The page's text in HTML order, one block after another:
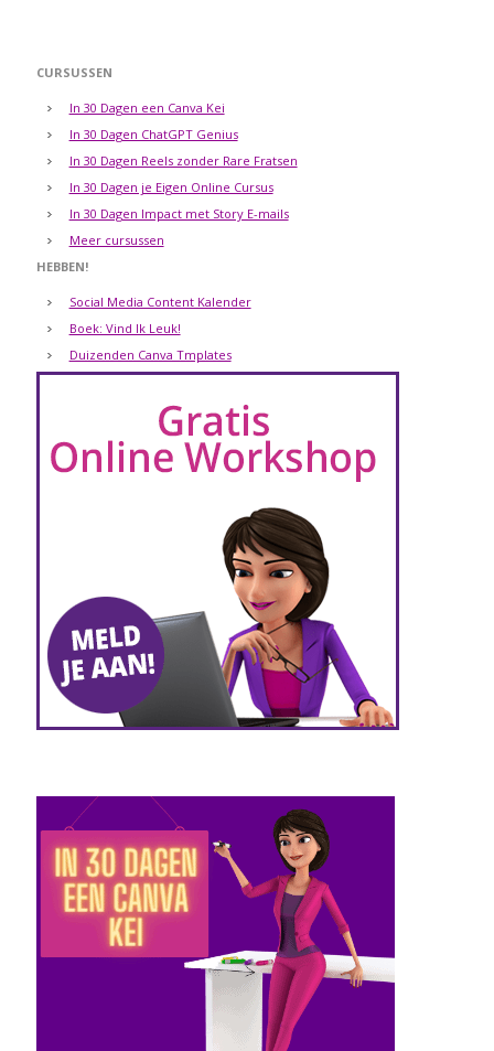
CURSUSSEN
In 30 Dagen een Canva Kei
In 30 Dagen ChatGPT Genius
In 30 Dagen Reels zonder Rare Fratsen
In 30 Dagen je Eigen Online Cursus
In 30 Dagen Impact met Story E-mails
Meer cursussen
HEBBEN!
Social Media Content Kalender
Boek: Vind Ik Leuk!
Duizenden Canva Tmplates